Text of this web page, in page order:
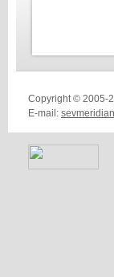
Copyright © 2005-
E-mail: